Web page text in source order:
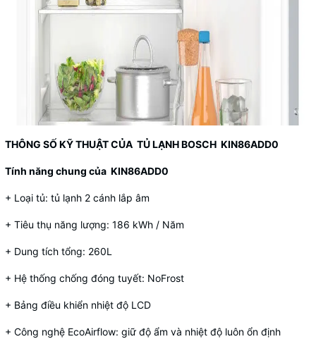
THÔNG SỐ KỸ THUẬT CỦA TỦ LẠNH BOSCH KIN86ADD0
Tính năng chung của KIN86ADD0
+ Loại tủ: tủ lạnh 2 cánh lắp âm
+ Tiêu thụ năng lượng: 186 kWh / Năm
+ Dung tích tổng: 260L
+ Hệ thống chống đóng tuyết: NoFrost
+ Bảng điều khiển nhiệt độ LCD
+ Công nghệ EcoAirflow: giữ độ ẩm và nhiệt độ luôn ổn định